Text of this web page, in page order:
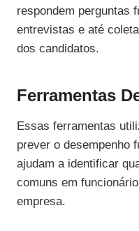
respondem perguntas
entrevistas e até
dos candidatos.
Ferramentas
Essas ferramentas
prever o desempenho
ajudam a identificar
comuns em
empresa.